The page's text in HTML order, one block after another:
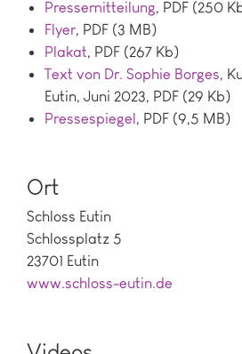
Pressemitteilung, PDF (250
Flyer, PDF (3 MB)
Plakat, PDF (267 Kb)
Text von Dr. Sophie Borges,
Eutin, Juni 2023, PDF (29 Kb)
Pressespiegel, PDF (9,5 MB)
Ort
Schloss Eutin
Schlossplatz 5
23701 Eutin
www.schloss-eutin.de